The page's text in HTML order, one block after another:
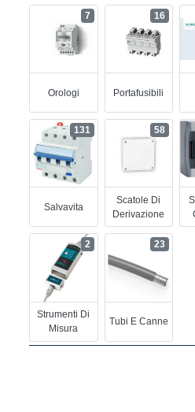
Orologi
7
Portafusibili
16
Salvavita
131
Scatole Di
Derivazione
58
Strumenti Di
Misura
2
Tubi E Canne
23